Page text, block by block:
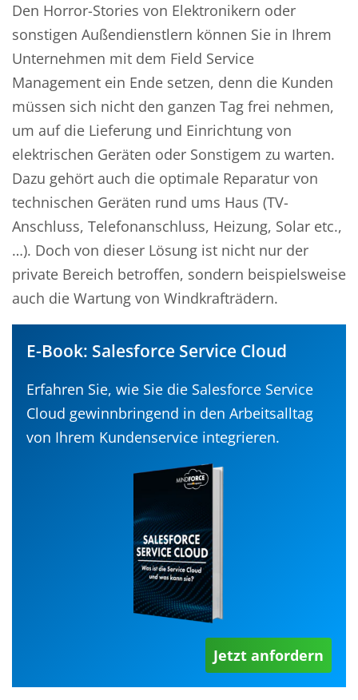
Den Horror-Stories von Elektronikern oder
sonstigen Außendienstlern können Sie in Ihrem
Unternehmen mit dem Field Service
Management ein Ende setzen, denn die Kunden
müssen sich nicht den ganzen Tag frei nehmen,
um auf die Lieferung und Einrichtung von
elektrischen Geräten oder Sonstigem zu warten.
Dazu gehört auch die optimale Reparatur von
technischen Geräten rund ums Haus (TV-
Anschluss, Telefonanschluss, Heizung, Solar etc.,
…). Doch von dieser Lösung ist nicht nur der
private Bereich betroffen, sondern beispielsweise
auch die Wartung von Windkrafträdern.
E-Book: Salesforce Service Cloud
Erfahren Sie, wie Sie die Salesforce Service
Cloud gewinnbringend in den Arbeitsalltag
von Ihrem Kundenservice integrieren.
Jetzt anfordern